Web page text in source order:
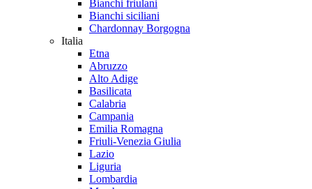
Bianchi friulani
Bianchi siciliani
Chardonnay Borgogna
Italia
Etna
Abruzzo
Alto Adige
Basilicata
Calabria
Campania
Emilia Romagna
Friuli-Venezia Giulia
Lazio
Liguria
Lombardia